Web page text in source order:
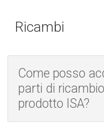
Ricambi
Come posso
parti di
prodotto ISA?